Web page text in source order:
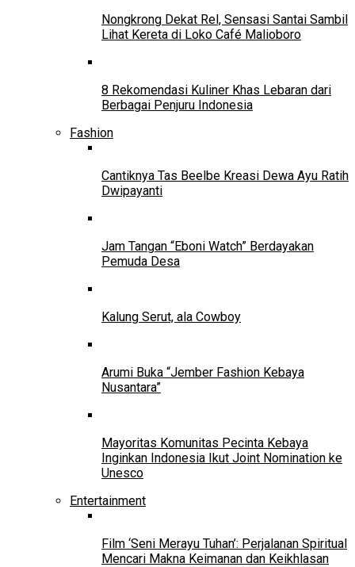
Nongkrong Dekat Rel, Sensasi Santai Sambil
Lihat Kereta di Loko Café Malioboro
8 Rekomendasi Kuliner Khas Lebaran dari
Berbagai Penjuru Indonesia
Fashion
Cantiknya Tas Beelbe Kreasi Dewa Ayu Ratih
Dwipayanti
Jam Tangan “Eboni Watch” Berdayakan
Pemuda Desa
Kalung Serut, ala Cowboy
Arumi Buka “Jember Fashion Kebaya
Nusantara”
Mayoritas Komunitas Pecinta Kebaya
Inginkan Indonesia Ikut Joint Nomination ke
Unesco
Entertainment
Film ‘Seni Merayu Tuhan’: Perjalanan Spiritual
Mencari Makna Keimanan dan Keikhlasan